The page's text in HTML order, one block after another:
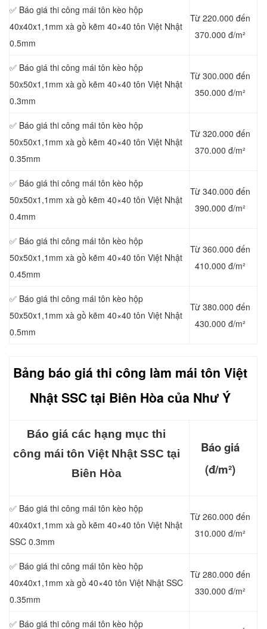
✅ Báo giá thi công mái tôn kèo hộp
40x40x1,1mm xà gồ kẽm 40×40 tôn Việt Nhật
0.5mm
Từ 220.000 đến
370.000 đ/m²
✅ Báo giá thi công mái tôn kèo hộp
50x50x1,1mm xà gồ kẽm 40×40 tôn Việt Nhật
0.3mm
Từ 300.000 đến
350.000 đ/m²
✅ Báo giá thi công mái tôn kèo hộp
50x50x1,1mm xà gồ kẽm 40×40 tôn Việt Nhật
0.35mm
Từ 320.000 đến
370.000 đ/m²
✅ Báo giá thi công mái tôn kèo hộp
50x50x1,1mm xà gồ kẽm 40×40 tôn Việt Nhật
0.4mm
Từ 340.000 đến
390.000 đ/m²
✅ Báo giá thi công mái tôn kèo hộp
50x50x1,1mm xà gồ kẽm 40×40 tôn Việt Nhật
0.45mm
Từ 360.000 đến
410.000 đ/m²
✅ Báo giá thi công mái tôn kèo hộp
50x50x1,1mm xà gồ kẽm 40×40 tôn Việt Nhật
0.5mm
Từ 380.000 đến
430.000 đ/m²
Bảng báo giá thi công làm mái tôn Việt
Nhật SSC tại Biên Hòa của Như Ý
Báo giá các hạng mục thi
công mái tôn Việt Nhật SSC tại
Biên Hòa
Báo giá
(đ/m²)
✅ Báo giá thi công mái tôn kèo hộp
40x40x1,1mm xà gồ kẽm 40×40 tôn Việt Nhật
SSC 0.3mm
Từ 260.000 đến
310.000 đ/m²
✅ Báo giá thi công mái tôn kèo hộp
40x40x1,1mm xà gồ 40×40 tôn Việt Nhật SSC
0.35mm
Từ 280.000 đến
330.000 đ/m²
✅ Báo giá thi công mái tôn kèo hộp